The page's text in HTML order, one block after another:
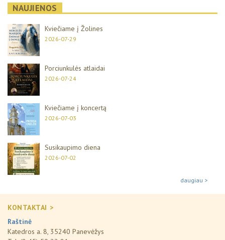
NAUJIENOS
Kviečiame į Žolines
2026-07-29
Porciunkulės atlaidai
2026-07-24
Kviečiame į koncertą
2026-07-03
Susikaupimo diena
2026-07-02
daugiau >
KONTAKTAI >
Raštinė
Katedros a. 8, 35240 Panevėžys